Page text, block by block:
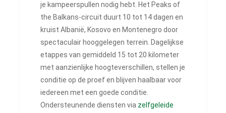
je kampeerspullen nodig hebt. Het Peaks of
the Balkans-circuit duurt 10 tot 14 dagen en
kruist Albanië, Kosovo en Montenegro door
spectaculair hooggelegen terrein. Dagelijkse
etappes van gemiddeld 15 tot 20 kilometer
met aanzienlijke hoogteverschillen, stellen je
conditie op de proef en blijven haalbaar voor
iedereen met een goede conditie.
Ondersteunende diensten via zelfgeleide